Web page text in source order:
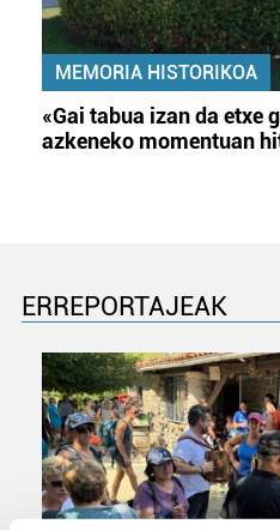
MEMORIA HISTORIKOA
«Gai tabua izan da etxe
azkeneko momentuan
ERREPORTAJEAK